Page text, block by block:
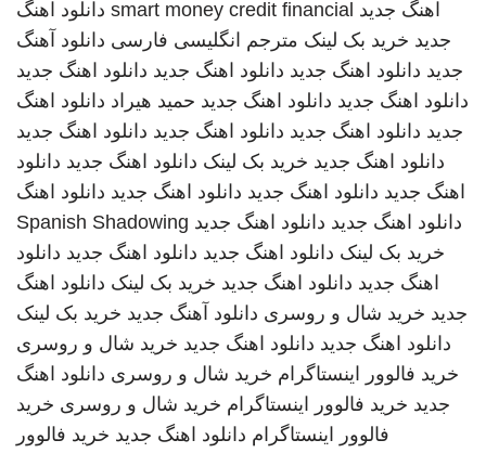
اهنگ جدید smart money credit financial دانلود اهنگ
جدید خرید بک لینک مترجم انگلیسی فارسی دانلود آهنگ
جدید دانلود اهنگ جدید دانلود اهنگ جدید دانلود اهنگ جدید
دانلود اهنگ جدید دانلود اهنگ جدید حمید هیراد دانلود اهنگ
جدید دانلود اهنگ جدید دانلود اهنگ جدید دانلود اهنگ جدید
دانلود اهنگ جدید خرید بک لینک دانلود اهنگ جدید دانلود
اهنگ جدید دانلود اهنگ جدید دانلود اهنگ جدید دانلود اهنگ
دانلود اهنگ جدید دانلود اهنگ جدید Spanish Shadowing
خرید بک لینک دانلود اهنگ جدید دانلود اهنگ جدید دانلود
اهنگ جدید دانلود اهنگ جدید خرید بک لینک دانلود اهنگ
جدید خرید شال و روسری دانلود آهنگ جدید خرید بک لینک
دانلود اهنگ جدید دانلود اهنگ جدید خرید شال و روسری
خرید فالوور اینستاگرام خرید شال و روسری دانلود اهنگ
جدید خرید فالوور اینستاگرام خرید شال و روسری خرید
فالوور اینستاگرام دانلود اهنگ جدید خرید فالوور